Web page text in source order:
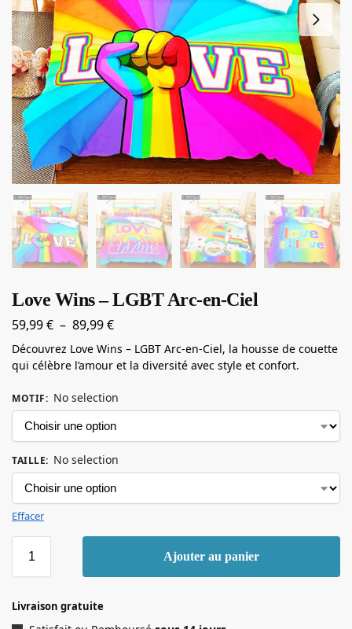
Love Wins – LGBT Arc-en-Ciel
59,99€ – 89,99€
Découvrez Love Wins – LGBT Arc-en-Ciel, la housse de couette
qui célèbre l’amour et la diversité avec style et confort.
MOTIF: No selection
TAILLE: No selection
Effacer
Ajouter au panier
Livraison gratuite